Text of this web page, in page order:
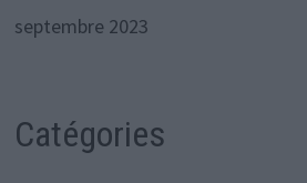
septembre 2023
Catégories